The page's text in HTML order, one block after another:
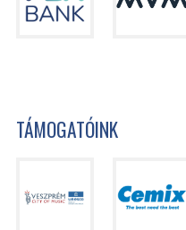
TÁMOGATÓINK